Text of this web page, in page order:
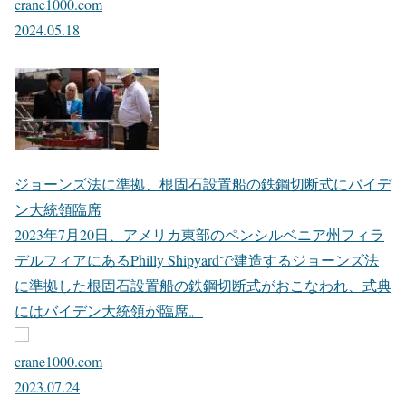
crane1000.com
2024.05.18
ジョーンズ法に準拠、根固石設置船の鉄鋼切断式にバイデ
ン大統領臨席
2023年7月20日、アメリカ東部のペンシルベニア州フィラ
デルフィアにあるPhilly Shipyardで建造するジョーンズ法
に準拠した根固石設置船の鉄鋼切断式がおこなわれ、式典
にはバイデン大統領が臨席。
crane1000.com
2023.07.24